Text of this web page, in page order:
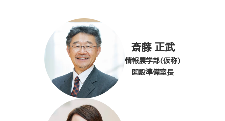
斎藤 正武
情報農学部(仮称)
開設準備室長